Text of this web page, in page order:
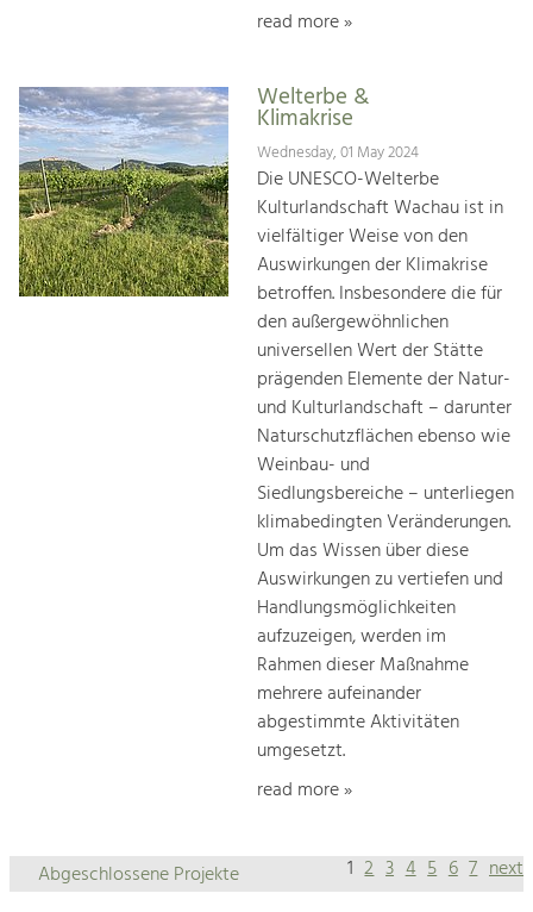
read more »
Welterbe &
Klimakrise
Wednesday, 01 May 2024
Die UNESCO-Welterbe
Kulturlandschaft Wachau ist in
vielfältiger Weise von den
Auswirkungen der Klimakrise
betroffen. Insbesondere die für
den außergewöhnlichen
universellen Wert der Stätte
prägenden Elemente der Natur-
und Kulturlandschaft – darunter
Naturschutzflächen ebenso wie
Weinbau- und
Siedlungsbereiche – unterliegen
klimabedingten Veränderungen.
Um das Wissen über diese
Auswirkungen zu vertiefen und
Handlungsmöglichkeiten
aufzuzeigen, werden im
Rahmen dieser Maßnahme
mehrere aufeinander
abgestimmte Aktivitäten
umgesetzt.
read more »
1 2 3 4 5 6 7 next
Abgeschlossene Projekte